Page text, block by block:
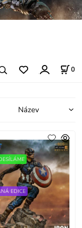
0
EDICE